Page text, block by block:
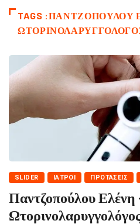
TAGS :ΠΑΝΤΖΟΠΟΎΛΟΥ
SLIDER ΙΑΤΡΟΊ ΠΡΟΤΆΣΕΙΣ
Παντζοπούλου Ελένη